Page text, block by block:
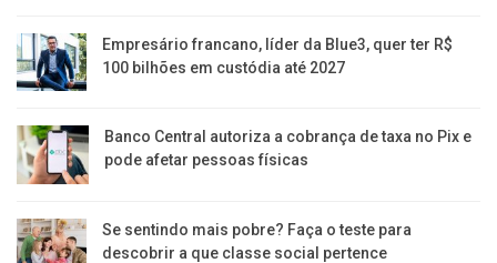
Empresário francano, líder da Blue3, quer ter R$
100 bilhões em custódia até 2027
Banco Central autoriza a cobrança de taxa no Pix e
pode afetar pessoas físicas
Se sentindo mais pobre? Faça o teste para
descobrir a que classe social pertence